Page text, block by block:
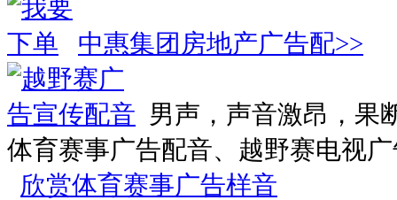
中惠集团房地产广告配>>
男声，声音激昂，果
体育赛事广告配音、越野赛电视
欣赏体育赛事广告样音